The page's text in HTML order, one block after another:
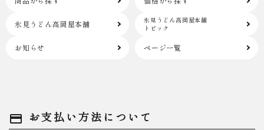
氷見うどん高岡屋本舗
氷見うどん高岡屋本舗
トピック
お知らせ ページ一覧
payment お支払い方法について